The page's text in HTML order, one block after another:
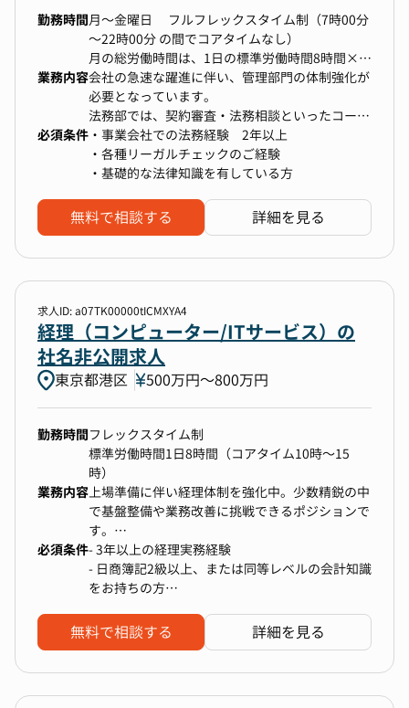
・AIの導入に向けた企画・推進
・社内インフラ・データベースの保守・運用
事業会社の成長を支えるべく組織やルールを作り
上げる段階にあり、企画段階から携わることがで
きます。
グループ全体の課題対応、システム管理、他部門
や業務委託先との連携に関する業務の推進をお願
いします。
■その他
・インシデント発生時におけるリード、経営層を
含めた連携・報告、原因究明、各種法令に沿った
解消に向けたリード・作業
事業会社の成長を支えるべく組織やルールを作り
きます。
グループ全体の課題対応、システム管理、他部門
や業務委託先との連携に関する業務の推進をお願
いします。
【担当業務】
1.決算業務（月次・年次）
月次決算の締め処理、試算表の作成
四半期・年次決算整理仕訳の実施・補助、財務諸
表の作成
決算スケジュール管理、連結決算パッケージ作成
補助、会計監査対応補助
2.管理会計
財務諸表などの数値を用いた経営分析、データに
基づいた洞察の提供
予算編成プロセスの補助、予実対比分析資料の作
成
部門別損益の計算
3.業務改善・内部統制
準化・自動化推進
マニュアル作成・更新、ペーパーレス化推進
J-SOX対応などの内部統制プロセスの補助
4.経理・財務補助・税務補助
日々の入出金管理、資金繰りの安定化、銀行口座
残高の調整
売掛金・買掛金等の管理
法人税・消費税・事業所税などの申告に係る基礎
資料作成、税理士との連携
固定資産台帳管理、償却資産税申告対応
5.経理メンバーのマネジメント
【本ポジションの魅力】
・事業成長の基盤づくりをリード：第二創業期と
ための経理基盤づくりに深く関与できます。
・幅広い経理経験：月次・年次決算から予算策
まで、経理領域全般を一気通貫で経験できます。
・経営層との連携：単なる数値集計に留まらず、
勤務時間月～金曜日 フルフレックスタイム制（7時00分
～22時00分 の間でコアタイムなし）
月の総労働時間は、1日の標準労働時間8時間×月
毎の労働日数を乗じた時間とする。
■休憩
1日の勤務時間が6時間を超える場合、休憩45分
8時間を超える場合、休憩60分
完全週休2日制 （配属部署は原則土日祝日は休
み）
業務内容会社の急速な躍進に伴い、管理部門の体制強化が
必要となっています。
法務部では、契約審査・法務相談といったコーポ
レート法務だけでなく、経営・事業に近い領域に
も関わりながら、幅広く活躍いただける方を募集
します。
新規事業の立ち上げやM&A支援など、事業成長の
【主な業務内容】
⚪︎Corporate 領域（コーポレート法務）
・契約書の作成・リーガルチェック（英文契約含
む）
・法務相談対応、各種トラブル対応
・広告法務（広告物のレビュー）
・社内向けの規程整備、法務研修、コンプライア
ンス施策の企画・推進
・リスク管理体制の整備
⚪︎Strategy 領域（事業法務・戦略法務）
・新規事業立案時のリーガルリスクの把握・助言
・事業に影響する法規制に関するリサーチ・アド
バイザリー
・M&A（DD／PMI）におけるリーガルサポート
・個人情報保護およびデータガバナンス体制の構
築・運用支援
必須条件 ・事業会社での法務経験 2年以上
・各種リーガルチェックのご経験
・基礎的な法律知識を有している方
無料で相談する 詳細を見る
求人ID: a07TK00000tICMXYA4
経理（コンピューター/ITサービス）の
社名非公開求人
東京都港区 500万円〜800万円
勤務時間フレックスタイム制
標準労働時間1日8時間（コアタイム10時～15
時）
業務内容上場準備に伴い経理体制を強化中。少数精鋭の中
で基盤整備や業務改善に挑戦できるポジションで
す。
月次経理から決算・内部統制、データ活用まで幅
広く関与し、“正確で早い数字”を生む仕組みづく
りを共に推進していただきます。
■ お任せしたい主な業務
必須条件- 3年以上の経理実務経験
- 日商簿記2級以上、または同等レベルの会計知識
をお持ちの方
の文書作成などのPCスキル
無料で相談する 詳細を見る